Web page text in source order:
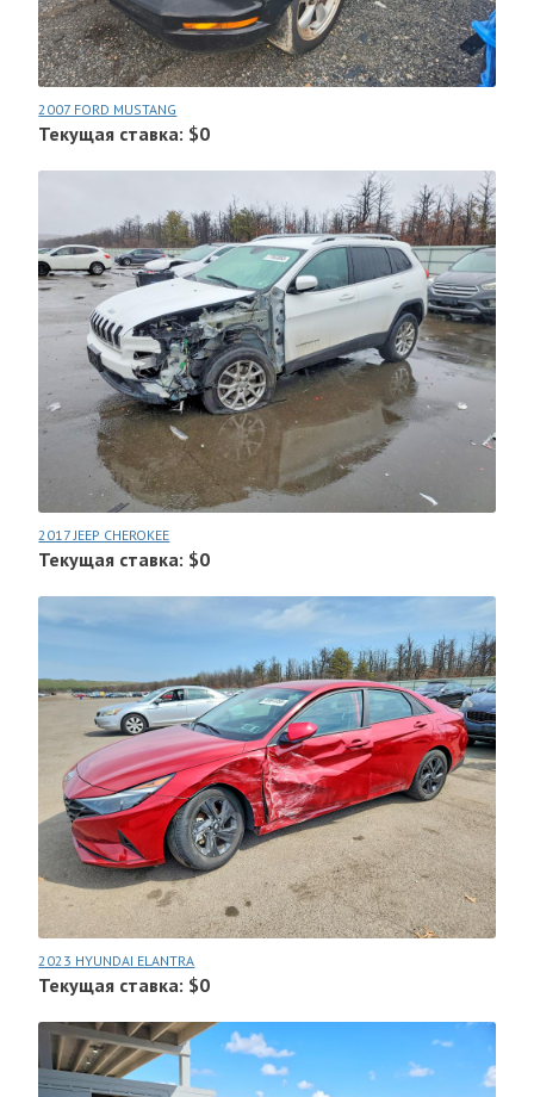
2007 FORD MUSTANG
Текущая ставка: $0
2017 JEEP CHEROKEE
Текущая ставка: $0
2023 HYUNDAI ELANTRA
Текущая ставка: $0